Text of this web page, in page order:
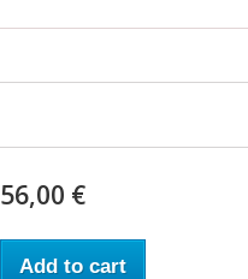
56,00 €
Add to cart